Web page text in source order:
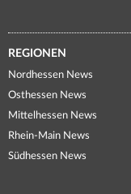
REGIONEN
Nordhessen News
Osthessen News
Mittelhessen News
Rhein-Main News
Südhessen News